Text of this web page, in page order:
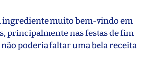
ingrediente muito bem-vindo em
principalmente nas festas de fim
poderia faltar uma bela receita